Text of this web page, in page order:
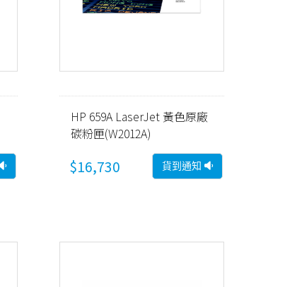
HP 659A LaserJet 黃色原廠
碳粉匣(W2012A)
$16,730 貨到通知